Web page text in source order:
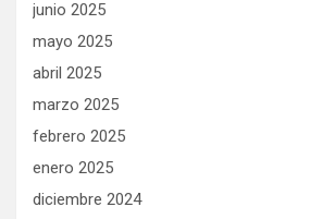
junio 2025
mayo 2025
abril 2025
marzo 2025
febrero 2025
enero 2025
diciembre 2024